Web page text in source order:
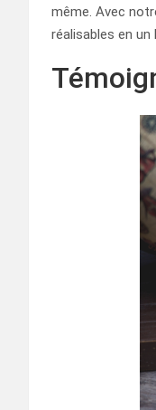
même. Avec
réalisables en un